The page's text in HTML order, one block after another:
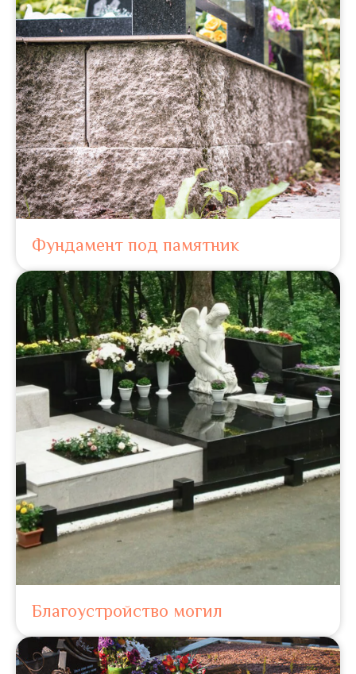
Фундамент под памятник
Благоустройство могил